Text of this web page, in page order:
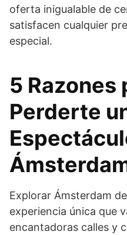
oferta inigualable de
satisfacen cualquier
especial.
5 Razones
Perderte
Explorar Ámsterdam
experiencia única que
encantadoras calles y